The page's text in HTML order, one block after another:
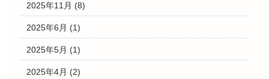
2025年11月 (8)
2025年6月 (1)
2025年5月 (1)
2025年4月 (2)